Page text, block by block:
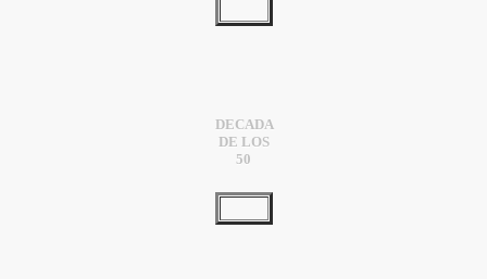
DECADA
DE LOS
50